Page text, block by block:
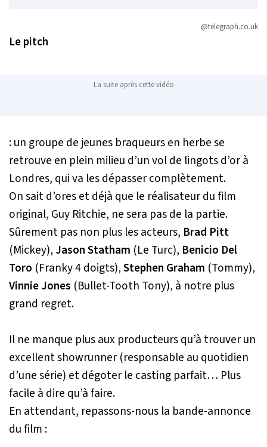
@telegraph.co.uk
Le pitch
La suite après cette vidéo
: un groupe de jeunes braqueurs en herbe se
retrouve en plein milieu d’un vol de lingots d’or à
Londres, qui va les dépasser complètement.
On sait d’ores et déjà que le réalisateur du film
original, Guy Ritchie, ne sera pas de la partie.
Sûrement pas non plus les acteurs, Brad Pitt
(Mickey), Jason Statham (Le Turc), Benicio Del
Toro (Franky 4 doigts),Stephen Graham (Tommy),
Vinnie Jones (Bullet-Tooth Tony), à notre plus
grand regret.
Il ne manque plus aux producteurs qu’à trouver un
excellent showrunner (responsable au quotidien
d’une série) et dégoter le casting parfait… Plus
facile à dire qu’à faire.
En attendant, repassons-nous la bande-annonce
du film :